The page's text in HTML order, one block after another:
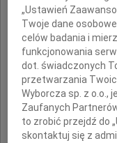
„Ustawień
Twoje dane
celów badania i
funkcjonowania
dot. świadczonych
przetwarzania
Wyborcza sp. z o.o.,
Zaufanych
to zrobić przejdź do
skontaktuj się z